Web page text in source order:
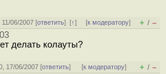
11/06/2007 [ответить][↑] [к модератору] + / –
делать колауты?
17/06/2007 [ответить] [к модератору] + / –